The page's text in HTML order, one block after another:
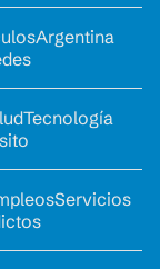
Argentina
Tecnología
Servicios